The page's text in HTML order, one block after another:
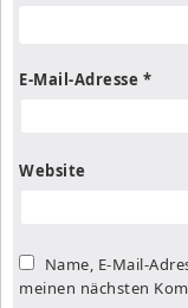
E-Mail-Adresse *
Website
Name, E-Mail-
meinen nächsten